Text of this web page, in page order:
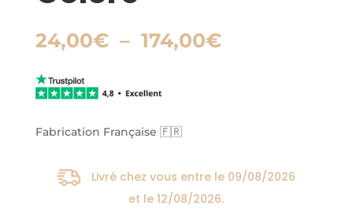
24,00€ – 174,00€Plage
Fabrication Française 🇫🇷
Livré chez vous entre le 09/08/2026
et le12/08/2026.